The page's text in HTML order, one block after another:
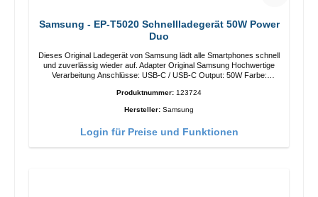
Samsung - EP-T5020 Schnellladegerät 50W Power
Duo
Dieses Original Ladegerät von Samsung lädt alle Smartphones schnell
und zuverlässig wieder auf. Adapter Original Samsung Hochwertige
Verarbeitung Anschlüsse: USB-C / USB-C Output: 50W Farbe:
Schwarz/li>
Produktnummer: 123724
Hersteller: Samsung
Login für Preise und Funktionen